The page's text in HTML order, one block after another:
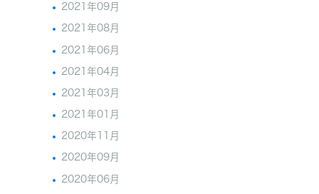
2021年09月
2021年08月
2021年06月
2021年04月
2021年03月
2021年01月
2020年11月
2020年09月
2020年06月